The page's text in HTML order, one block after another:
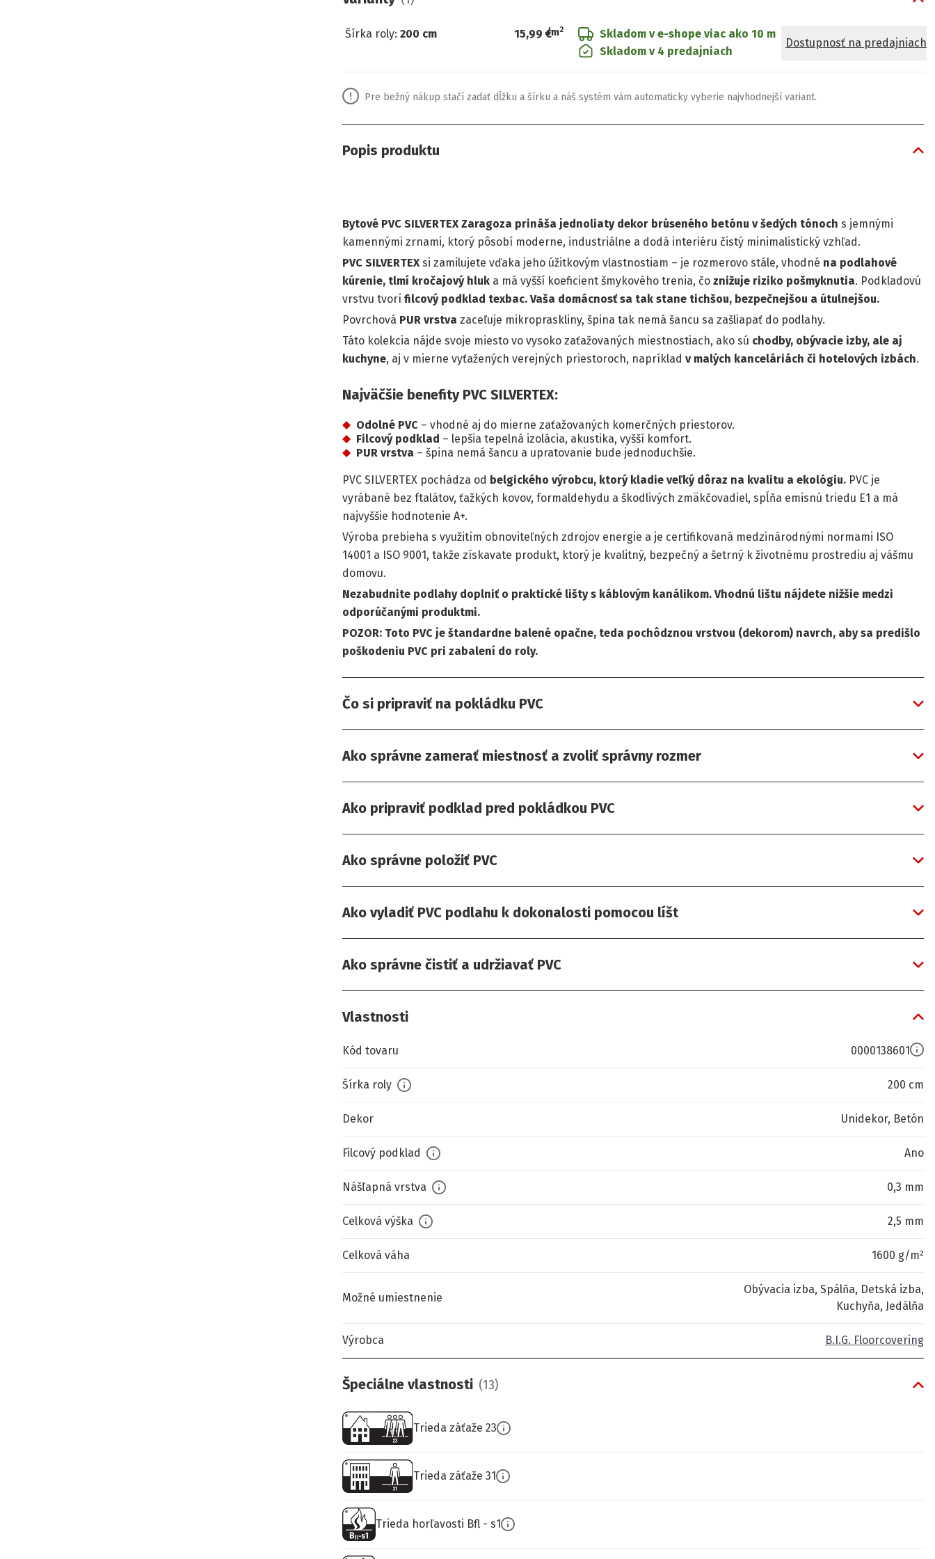
Šírka roly: 200 cm 15,99 €
/m2 Skladom v e-shope viac ako 10 m
Skladom v 4 predajniach
Dostupnosť na predajniach
Pre bežný nákup stačí zadať dĺžku a šírku a náš systém vám automaticky vyberie najvhodnejší variant.
Popis produktu
Bytové PVC SILVERTEX Zaragoza prináša jednoliaty dekor brúseného betónu v šedých tónoch s jemnými
kamennými zrnami, ktorý pôsobí moderne, industriálne a dodá interiéru čistý minimalistický vzhľad.
PVC SILVERTEXsi zamilujete vďaka jeho úžitkovým vlastnostiam – je rozmerovo stále, vhodné na podlahové
kúrenie, tlmí kročajový hluk a má vyšší koeficient šmykového trenia, čo znižuje riziko pošmyknutia. Podkladovú
vrstvu tvorí filcový podklad texbac. Vaša domácnosť sa tak stane tichšou, bezpečnejšou a útulnejšou.
Povrchová PUR vrstva zaceľuje mikropraskliny, špina tak nemá šancu sa zašliapať do podlahy.
Táto kolekcia nájde svoje miesto vo vysoko zaťažovaných miestnostiach, ako sú chodby, obývacie izby, ale aj
kuchyne, aj v mierne vyťažených verejných priestoroch, napríklad v malých kanceláriách či hotelových izbách.
Najväčšie benefity PVC SILVERTEX:
Odolné PVC – vhodné aj do mierne zaťažovaných komerčných priestorov.
Filcový podklad – lepšia tepelná izolácia, akustika, vyšší komfort.
PUR vrstva – špina nemá šancu a upratovanie bude jednoduchšie.
PVC SILVERTEX pochádza od belgického výrobcu, ktorý kladie veľký dôraz na kvalitu a ekológiu. PVC je
vyrábané bez ftalátov, ťažkých kovov, formaldehydu a škodlivých zmäkčovadiel, spĺňa emisnú triedu E1 a má
najvyššie hodnotenie A+.
Výroba prebieha s využitím obnoviteľných zdrojov energie a je certifikovaná medzinárodnými normami ISO
14001 a ISO 9001, takže získavate produkt, ktorý je kvalitný, bezpečný a šetrný k životnému prostrediu aj vášmu
domovu.
Nezabudnite podlahy doplniť o praktické lišty s káblovým kanálikom. Vhodnú lištu nájdete nižšie medzi
odporúčanými produktmi.
POZOR: Toto PVC je štandardne balené opačne, teda pochôdznou vrstvou (dekorom) navrch, aby sa predišlo
poškodeniu PVC pri zabalení do roly.
Čo si pripraviť na pokládku PVC
Ako správne zamerať miestnosť a zvoliť správny rozmer
Ako pripraviť podklad pred pokládkou PVC
Ako správne položiť PVC
Ako vyladiť PVC podlahu k dokonalosti pomocou líšt
Ako správne čistiť a udržiavať PVC
Vlastnosti
Kód tovaru 0000138601
Šírka roly 200 cm
Dekor Unidekor, Betón
Filcový podklad Ano
Nášľapná vrstva 0,3 mm
Celková výška 2,5 mm
Celková váha 1600 g/m²
Možné umiestnenie
Obývacia izba, Spálňa, Detská izba,
Kuchyňa, Jedálňa
Výrobca B.I.G. Floorcovering
Špeciálne vlastnosti (13)
Trieda záťaže 23
Trieda záťaže 31
Trieda horľavosti Bfl - s1